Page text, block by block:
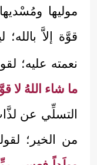
موليها
قوَّة إلاَّ
نعمته عليه؛
ما شاء اللهُ لا
التسلِّي عن
من الخير؛